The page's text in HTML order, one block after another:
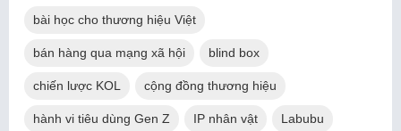
bài học cho thương hiệu Việt
bán hàng qua mạng xã hội blind box
chiến lược KOL cộng đồng thương hiệu
hành vi tiêu dùng Gen Z IP nhân vật Labubu